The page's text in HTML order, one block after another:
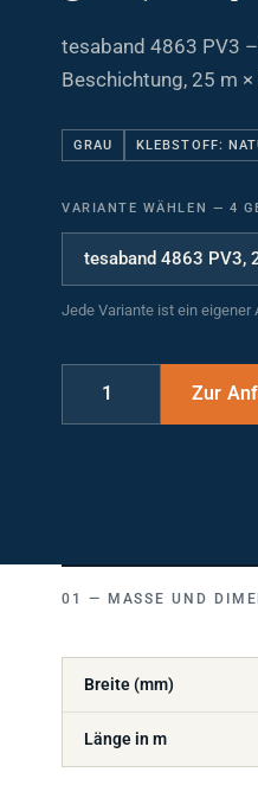
tesaband 4863 PV3
Beschichtung, 25 m
GRAU KLEBSTOFF:
VARIANTE WÄHLEN 4
Jede Variante ist ein
MASSE UND
Breite (mm)
Länge in m